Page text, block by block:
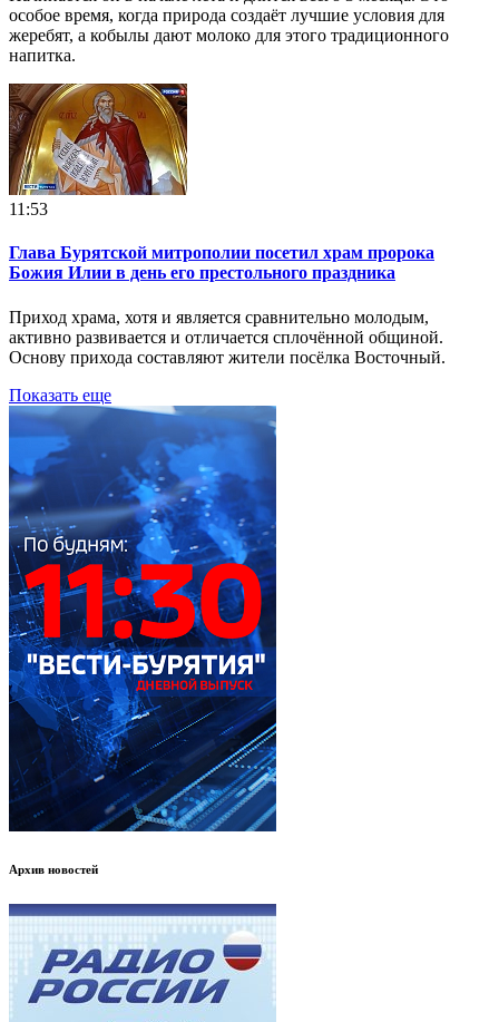
особое время, когда природа создаёт лучшие условия для
жеребят, а кобылы дают молоко для этого традиционного
напитка.
11:53
Глава Бурятской митрополии посетил храм пророка
Божия Илии в день его престольного праздника
Приход храма, хотя и является сравнительно молодым,
активно развивается и отличается сплочённой общиной.
Основу прихода составляют жители посёлка Восточный.
Показать еще
Архив новостей